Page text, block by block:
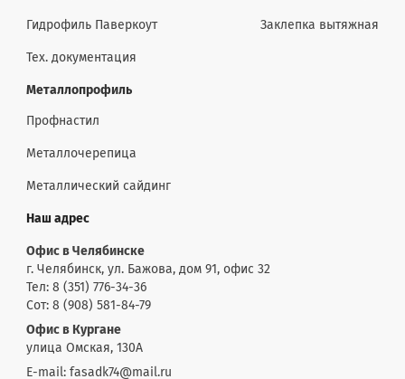
Гидрофиль Паверкоут
Тех. документация
Заклепка вытяжная
Металлопрофиль
Профнастил
Металлочерепица
Металлический сайдинг
Наш адрес
Офис в Челябинске
г. Челябинск, ул. Бажова, дом 91, офис 32
Тел: 8 (351) 776-34-36
Сот: 8 (908) 581-84-79
Офис в Кургане
улица Омская, 130А
E-mail: fasadk74@mail.ru